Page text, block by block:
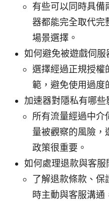
有些可以同時具備
器都能完全取代完
場景選擇。
如何避免被遊戲伺服
選擇經過正規授權
範，避免使用過度
加速器對隱私有哪些
所有流量經過中介
量被觀察的風險，
政策很重要。
如何處理退款與客服
了解退款條款、保
時主動與客服溝通